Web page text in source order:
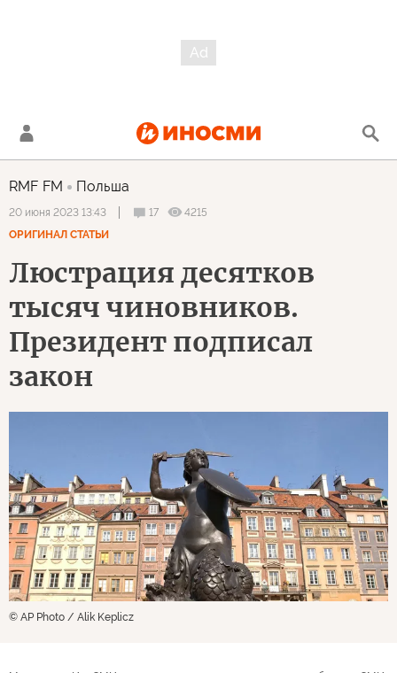
RMF FM Польша
20 июня 2023 13:43 17
4215
ОРИГИНАЛ СТАТЬИ
Люстрация десятков
тысяч чиновников.
Президент подписал
закон
© AP Photo / Alik Keplicz